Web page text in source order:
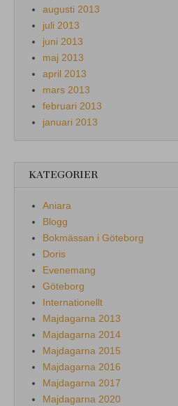
augusti 2013
juli 2013
juni 2013
maj 2013
april 2013
mars 2013
februari 2013
januari 2013
KATEGORIER
Aniara
Blogg
Bokmässan i Göteborg
Doris
Evenemang
Göteborg
Internationellt
Majdagarna 2013
Majdagarna 2014
Majdagarna 2015
Majdagarna 2016
Majdagarna 2017
Majdagarna 2020